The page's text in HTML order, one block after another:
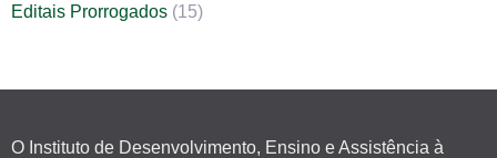
Editais Prorrogados (15)
O Instituto de Desenvolvimento, Ensino e Assistência à